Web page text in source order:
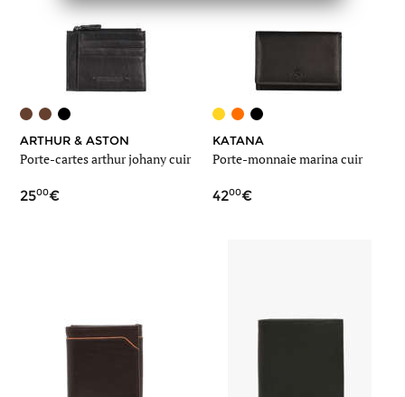
ARTHUR & ASTON
Porte-cartes arthur johany cuir
2500
KATANA
Porte-monnaie marina cuir
4200